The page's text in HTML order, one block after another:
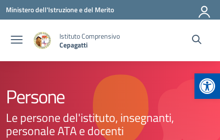
Vai ai contenuti
Vai al menu di navigazione
Vai al footer
Ministero dell'Istruzione e del Merito
Istituto Comprensivo
Cepagatti
Persone
Le persone del'istituto, insegnanti,
personale ATA e docenti